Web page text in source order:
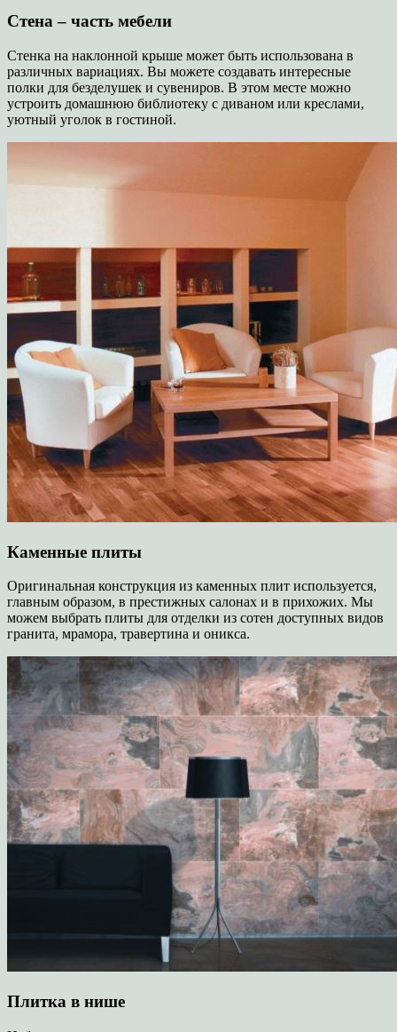
Стена – часть мебели
Стенка на наклонной крыше может быть использована в
различных вариациях. Вы можете создавать интересные
полки для безделушек и сувениров. В этом месте можно
устроить домашнюю библиотеку с диваном или креслами,
уютный уголок в гостиной.
Каменные плиты
Оригинальная конструкция из каменных плит используется,
главным образом, в престижных салонах и в прихожих. Мы
можем выбрать плиты для отделки из сотен доступных видов
гранита, мрамора, травертина и оникса.
Плитка в нише